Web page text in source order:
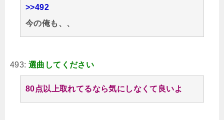
>>492
今の俺も、、
493: 選曲してください
80点以上取れてるなら気にしなくて良いよ